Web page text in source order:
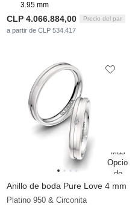
3.95 mm
CLP 4.066.884,00 Precio del par
a partir de CLP 534.417
Anillo de boda Pure Love 4 mm
Platino 950 & Circonita